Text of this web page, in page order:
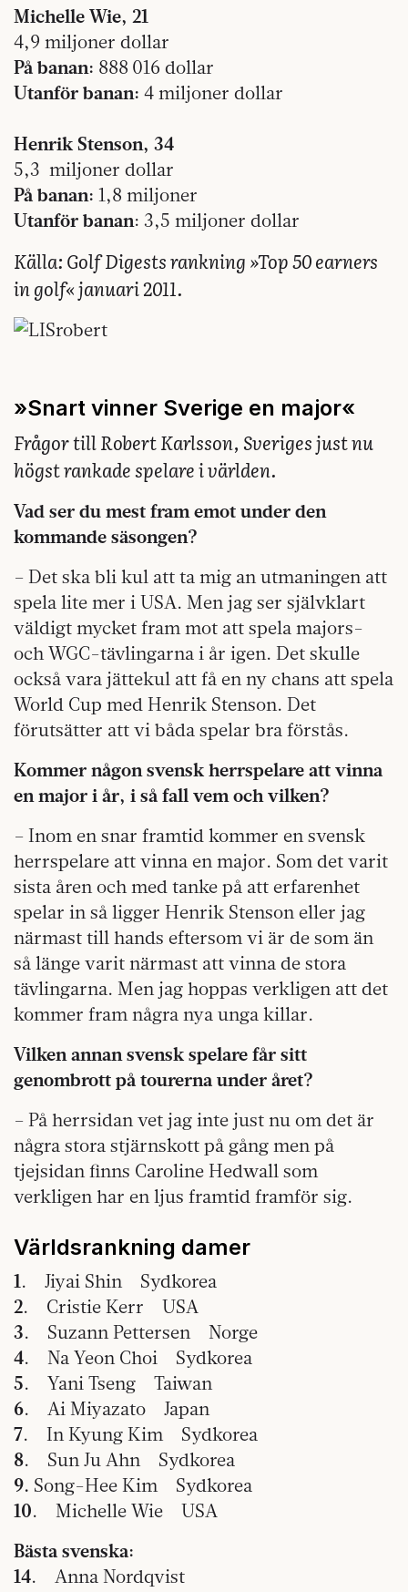
Michelle Wie, 21
4,9 miljoner dollar
På banan: 888 016 dollar
Utanför banan: 4 miljoner dollar
Henrik Stenson, 34
5,3 miljoner dollar
På banan: 1,8 miljoner
Utanför banan: 3,5 miljoner dollar
Källa: Golf Digests rankning »Top 50 earners
in golf« januari 2011.
»Snart vinner Sverige en major«
Frågor till Robert Karlsson, Sveriges just nu
högst ­rankade spelare i världen.
Vad ser du mest fram emot under den
kommande säsongen?
– Det ska bli kul att ta mig an utmaningen att
spela lite mer i USA. Men jag ser självklart
väldigt mycket fram mot att spela majors-
och WGC-tävlingarna i år igen. Det skulle
också vara jättekul att få en ny chans att spela
World Cup med Henrik Stenson. Det
förutsätter att vi båda spelar bra förstås.
Kommer någon svensk herrspelare att vinna
en major i år, i så fall vem och vilken?
– Inom en snar framtid kommer en svensk
herrspelare att vinna en major. Som det varit
sista åren och med tanke på att erfarenhet
spelar in så ligger Henrik Stenson eller jag
närmast till hands eftersom vi är de som än
så länge varit närmast att vinna de stora
tävlingarna. Men jag hoppas verkligen att det
kommer fram några nya unga killar.
Vilken annan svensk spelare får sitt
genombrott på tourerna under året?
– På herrsidan vet jag inte just nu om det är
några stora stjärnskott på gång men på
tjejsidan finns Caroline Hedwall som
verkligen har en ljus framtid framför sig.
Världsrankning damer
1. Jiyai Shin Sydkorea
2. Cristie Kerr USA
3. Suzann Pettersen Norge
4. Na Yeon Choi Sydkorea
5. Yani Tseng Taiwan
6. Ai Miyazato Japan
7. In Kyung Kim Sydkorea
8. Sun Ju Ahn Sydkorea
9. Song-Hee Kim Sydkorea
10. Michelle Wie USA
Bästa svenska:
14. Anna Nordqvist